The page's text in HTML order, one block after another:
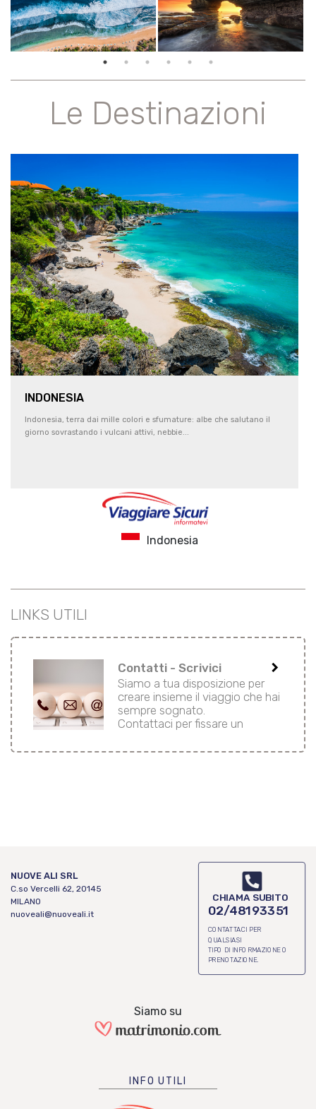
Le Destinazioni
INDONESIA
Indonesia, terra dai mille colori e sfumature: albe che salutano il
giorno sovrastando i vulcani attivi, nebbie...
Indonesia
LINKS UTILI
Contatti - Scrivici keyboard_arrow_right
Siamo a tua disposizione per
creare insieme il viaggio che hai
sempre sognato.
Contattaci per fissare un
telefonico.
NUOVE ALI SRL
C.so Vercelli 62, 20145
MILANO
nuoveali@nuoveali.it
CHIAMA SUBITO
02/48193351
CONTATTACI PER
QUALSIASI
TIPO DI INFORMAZIONE O
PRENOTAZIONE.
Siamo su
INFO UTILI